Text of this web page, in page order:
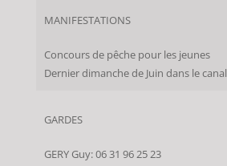
MANIFESTATIONS
Concours de pêche pour les jeunes
Dernier dimanche de Juin dans le canal
GARDES
GERY Guy: 06 31 96 25 23